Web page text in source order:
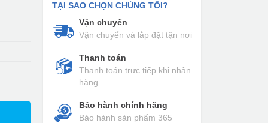
TẠI SAO CHỌN CHÚNG TÔI?
Vận chuyển
Vận chuyển và lắp đặt tận nơi
Thanh toán
Thanh toán trực tiếp khi nhận
hàng
Bảo hành chính hãng
Bảo hành sản phẩm 365